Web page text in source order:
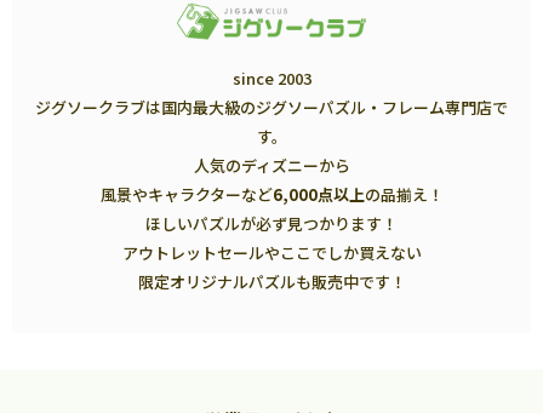
since 2003
ジグソークラブは国内最大級のジグソーパズル・フレーム専門店で
す。
人気のディズニーから
風景やキャラクターなど6,000点以上の品揃え！
ほしいパズルが必ず見つかります！
アウトレットセールやここでしか買えない
限定オリジナルパズルも販売中です！